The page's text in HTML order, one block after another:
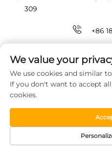
309
+86
कॉपीराइट © 2026 गुआंगज़ौ हाओयिन न्यू
सुरक्षित। गोपनीयता नीति
HOMEPAGE उत्पाद
We value your
We use cookies and similar
If you don't want to accept
cookies.